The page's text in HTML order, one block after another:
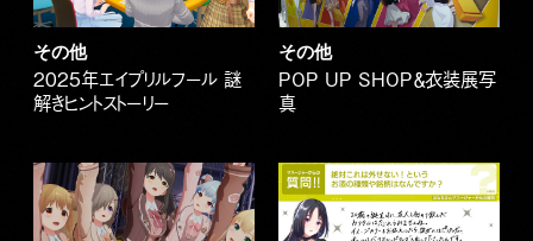
その他
2025年エイプリルフール 謎
解きヒントストーリー
その他
POP UP SHOP＆衣装展写
真